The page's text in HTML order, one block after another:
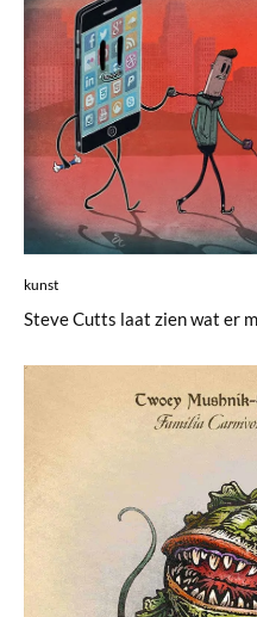
kunst
Steve Cutts laat zien wat er